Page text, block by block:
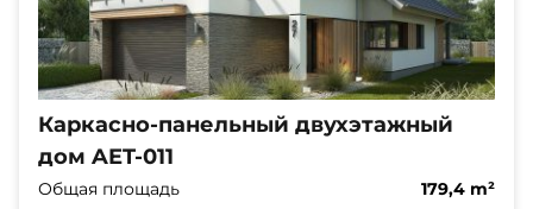
Каркасно-панельный двухэтажный
дом AET-011
Общая площадь
179,4 m²